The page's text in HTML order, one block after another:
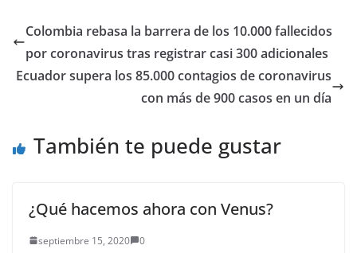
recomendación sobre
miércoles el secretario
del Tesoro. Steven
Colombia rebasa la barrera de los 10.000 fallecidos
por coronavirus tras registrar casi 300 adicionales
Ecuador supera los 85.000 contagios de coronavirus
con más de 900 casos en un día
También te puede gustar
¿Qué hacemos ahora con Venus?
septiembre 15, 2020 0